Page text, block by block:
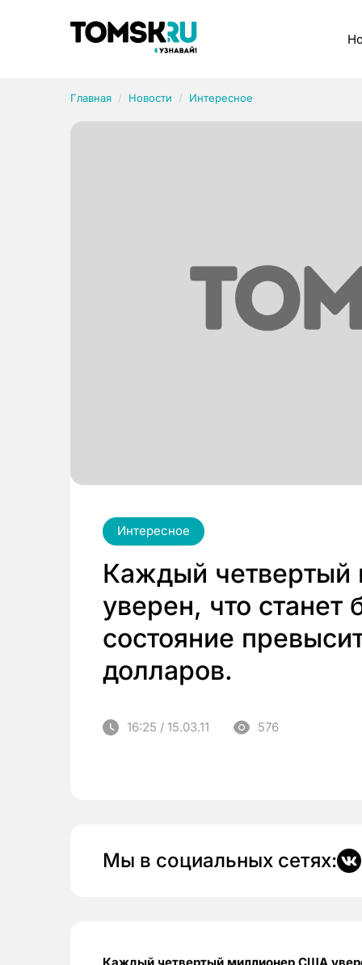
Главная Новости Интересное
Интересное
Каждый
уверен, что станет
состояние
долларов.
16:25 / 15.03.11 576
Мы в социальных сетях:
Рубрики